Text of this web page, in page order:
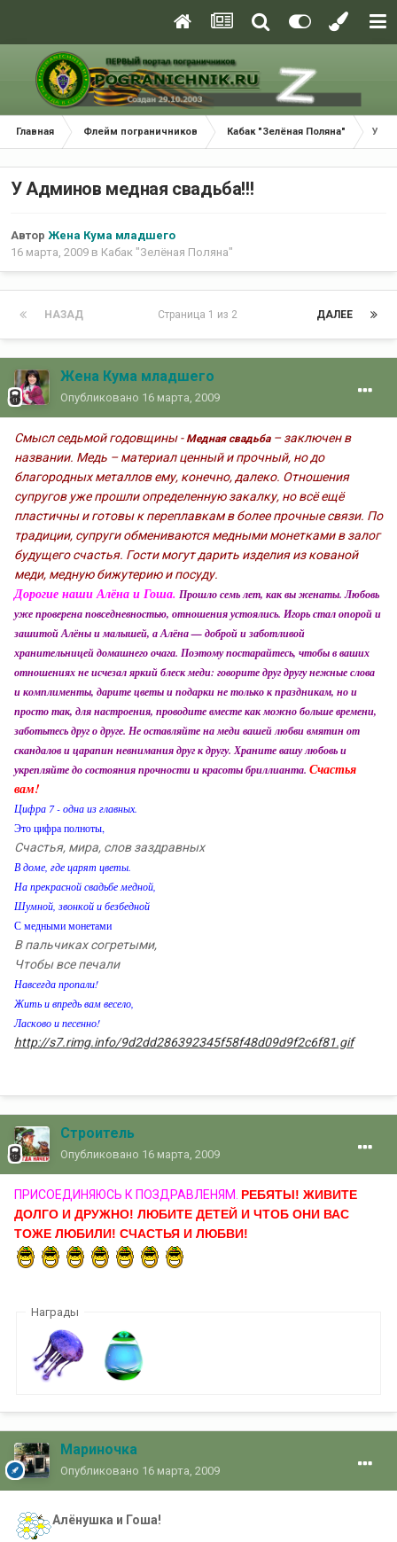
Главная Флейм пограничников Кабак "Зелёная Поляна" У
У Админов медная свадьба!!!
Автор Жена Кума младшего
16 марта, 2009 в Кабак "Зелёная Поляна"
НАЗАД ДАЛЕЕ
Страница 1 из 2
Жена Кума младшего
Опубликовано 16 марта, 2009
Смысл седьмой годовщины -Медная свадьба– заключен в
названии. Медь – материал ценный и прочный, но до
благородных металлов ему, конечно, далеко. Отношения
супругов уже прошли определенную закалку, но всё ещё
пластичны и готовы к переплавкам в более прочные связи. По
традиции, супруги обмениваются медными монетками в залог
будущего счастья. Гости могут дарить изделия из кованой
меди, медную бижутерию и посуду.
Дорогие наши Алёна и Гоша. Прошло семь лет, как вы женаты. Любовь
уже проверена повседневностью, отношения устоялись. Игорь стал опорой и
зашитой Алёны и малышей, а Алёна — доброй и заботливой
хранительницей домашнего очага. Поэтому постарайтесь, чтобы в ваших
отношениях не исчезал яркий блеск меди: говорите друг другу нежные слова
и комплименты, дарите цветы и подарки не только к праздникам, но и
просто так, для настроения, проводите вместе как можно больше времени,
заботьтесь друг о друге. Не оставляйте на меди вашей любви вмятин от
скандалов и царапин невнимания друг к другу. Храните вашу любовь и
укрепляйте до состояния прочности и красоты бриллианта. Счастья
вам!
Цифра 7 - одна из главных.
Это цифра полноты,
Счастья, мира, слов заздравных
В доме, где царят цветы.
На прекрасной свадьбе медной,
Шумной, звонкой и безбедной
С медными монетами
В пальчиках согретыми,
Чтобы все печали
Навсегда пропали!
Жить и впредь вам весело,
Ласково и песенно!
http://s7.rimg.info/9d2dd286392345f58f48d09d9f2c6f81.gif
Строитель
Опубликовано 16 марта, 2009
ПРИСОЕДИНЯЮСЬ К ПОЗДРАВЛЕНЯМ. РЕБЯТЫ! ЖИВИТЕ
ДОЛГО И ДРУЖНО! ЛЮБИТЕ ДЕТЕЙ И ЧТОБ ОНИ ВАС
ТОЖЕ ЛЮБИЛИ! СЧАСТЬЯ И ЛЮБВИ!
Награды
Мариночка
Опубликовано 16 марта, 2009
Алёнушка и Гоша!